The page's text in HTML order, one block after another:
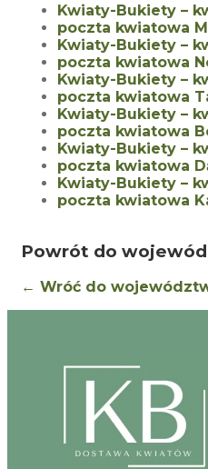
Kwiaty-Bukiety –
poczta kwiatowa
Kwiaty-Bukiety –
poczta kwiatowa
Kwiaty-Bukiety –
poczta kwiatowa
Kwiaty-Bukiety –
poczta kwiatowa
Kwiaty-Bukiety –
poczta kwiatowa
Kwiaty-Bukiety –
poczta kwiatowa
Powrót do
← Wróć do